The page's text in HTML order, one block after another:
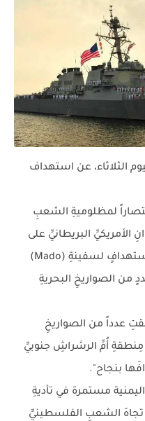
الثلاثاء، عن استهداف
لمظلوميةِ الشعبِ
الأمريكيِّ البريطانيِّ على
بلدِنا، نفذت قواتنا البحريةُ عمليةَ استهدافٍ لسفينةِ (Mado)
من الصواريخِ البحريةِ
عدداً من الصواريخِ
مِنطقةِ أُمِّ الرشراشِ جنوبيِّ
بنجاح".
مستمرة في تأديةِ
تجاهَ الشعبِ الفلسطينيِّ